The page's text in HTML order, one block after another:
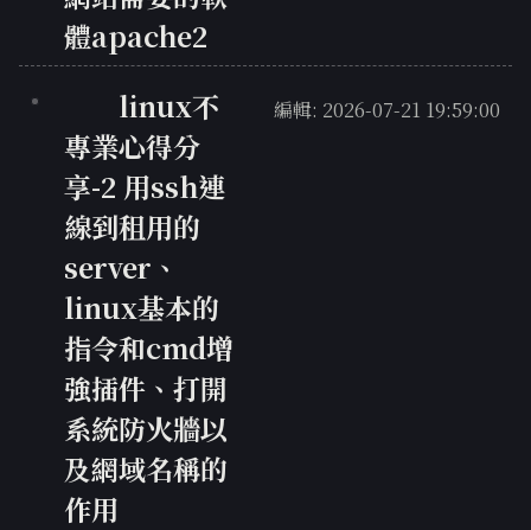
體apache2
linux不
專業心得分
享-2 用ssh連
線到租用的
server、
linux基本的
指令和cmd增
強插件、打開
系統防火牆以
及網域名稱的
作用
編輯: 2026-07-21 19:59:00